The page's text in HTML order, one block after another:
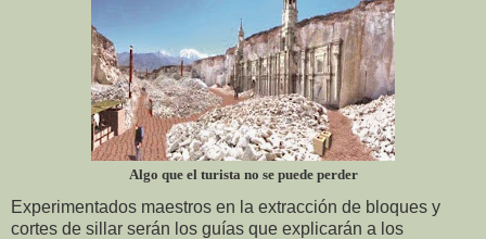
Algo que el turista no se puede perder
Experimentados maestros en la extracción de bloques y
cortes de sillar serán los guías que explicarán a los